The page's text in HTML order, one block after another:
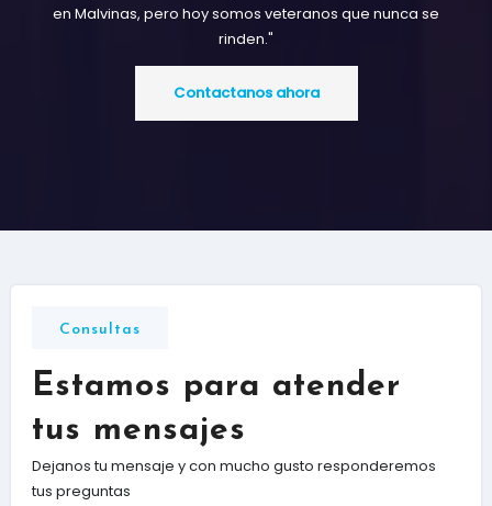
en Malvinas, pero hoy somos veteranos que nunca se
rinden."
Contactanos ahora
Consultas
Estamos para atender
tus mensajes
Dejanos tu mensaje y con mucho gusto responderemos
tus preguntas